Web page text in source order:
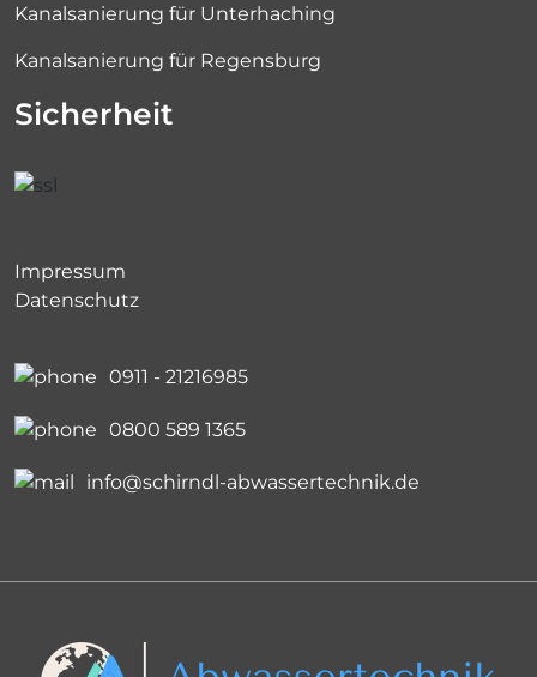
Kanalsanierung für Unterhaching
Kanalsanierung für Regensburg
Sicherheit
Impressum
Datenschutz
0911 - 21216985
0800 589 1365
info@schirndl-abwassertechnik.de